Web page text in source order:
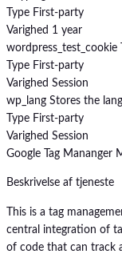
Type First-party
Varighed 1 year
wordpress_test_cookie
Type First-party
Varighed Session
wp_lang Stores the
Type First-party
Varighed Session
Google Tag Mananger
Beskrivelse af tjeneste
This is a tag
central integration of
of code that can track